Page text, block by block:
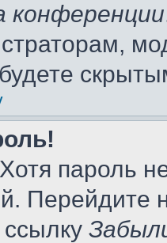
конференции
пароль
Перейдите